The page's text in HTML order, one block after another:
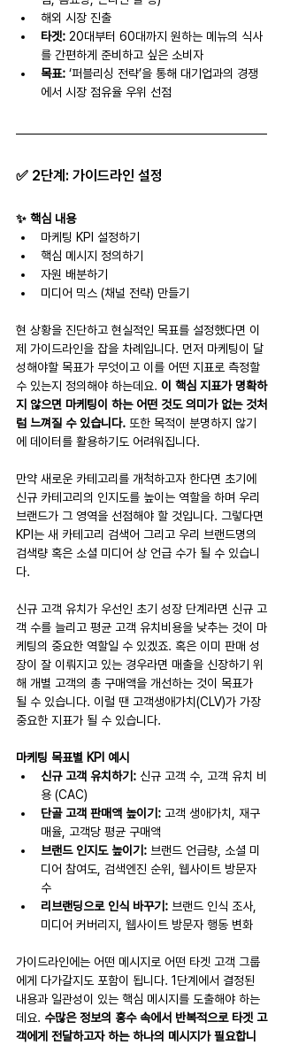
해외 시장 진출
타겟: 20대부터 60대까지 원하는 메뉴의 식사
를 간편하게 준비하고 싶은 소비자
목표: ‘퍼블리싱 전략’을 통해 대기업과의 경쟁
에서 시장 점유율 우위 선점
✅ 2단계: 가이드라인 설정
✨ 핵심 내용
마케팅 KPI 설정하기
핵심 메시지 정의하기
자원 배분하기
미디어 믹스 (채널 전략) 만들기
현 상황을 진단하고 현실적인 목표를 설정했다면 이
제 가이드라인을 잡을 차례입니다. 먼저 마케팅이 달
성해야할 목표가 무엇이고 이를 어떤 지표로 측정할
수 있는지 정의해야 하는데요. 이 핵심 지표가 명확하
지 않으면 마케팅이 하는 어떤 것도 의미가 없는 것처
럼 느껴질 수 있습니다. 또한 목적이 분명하지 않기
에 데이터를 활용하기도 어려워집니다.
만약 새로운 카테고리를 개척하고자 한다면 초기에
신규 카테고리의 인지도를 높이는 역할을 하며 우리
브랜드가 그 영역을 선점해야 할 것입니다. 그렇다면
KPI는 새 카테고리 검색어 그리고 우리 브랜드명의
검색량 혹은 소셜 미디어 상 언급 수가 될 수 있습니
다.
신규 고객 유치가 우선인 초기 성장 단계라면 신규 고
객 수를 늘리고 평균 고객 유치비용을 낮추는 것이 마
케팅의 중요한 역할일 수 있겠죠. 혹은 이미 판매 성
장이 잘 이뤄지고 있는 경우라면 매출을 신장하기 위
해 개별 고객의 총 구매액을 개선하는 것이 목표가
될 수 있습니다. 이럴 땐 고객생애가치(CLV)가 가장
중요한 지표가 될 수 있습니다.
마케팅 목표별 KPI 예시
신규 고객 유치하기: 신규 고객 수, 고객 유치 비
용 (CAC)
단골 고객 판매액 높이기: 고객 생애가치, 재구
매율, 고객당 평균 구매액
브랜드 인지도 높이기: 브랜드 언급량, 소셜 미
디어 참여도, 검색엔진 순위, 웹사이트 방문자
수
리브랜딩으로 인식 바꾸기: 브랜드 인식 조사,
미디어 커버리지, 웹사이트 방문자 행동 변화
가이드라인에는 어떤 메시지로 어떤 타겟 고객 그룹
에게 다가갈지도 포함이 됩니다. 1단계에서 결정된
내용과 일관성이 있는 핵심 메시지를 도출해야 하는
데요. 수많은 정보의 홍수 속에서 반복적으로 타겟 고
객에게 전달하고자 하는 하나의 메시지가 필요합니